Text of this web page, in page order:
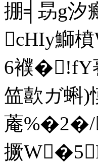
掤╡昮g汐
cHIy鰤
6襥�!fY
笽歖ガ蝌)
蓭%�2�/
撅